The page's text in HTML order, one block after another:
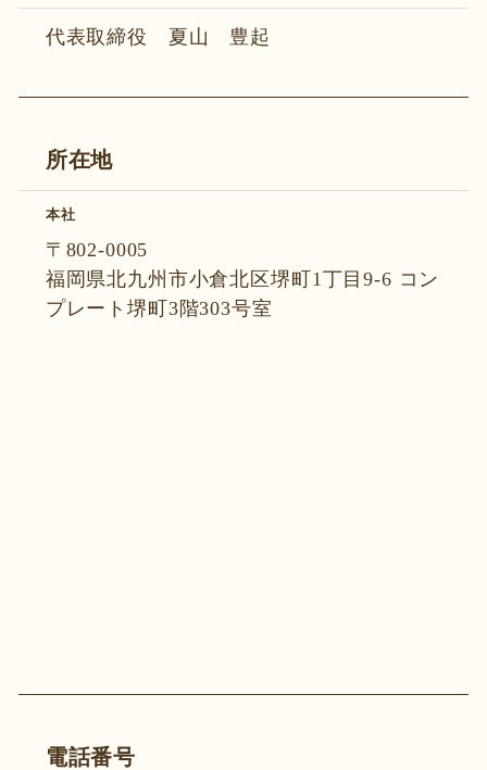
代表取締役 夏山 豊起
所在地
本社
〒802-0005
福岡県北九州市小倉北区堺町1丁目9-6 コン
プレート堺町3階303号室
電話番号